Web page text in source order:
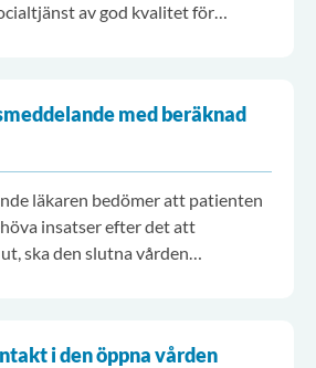
av god kvalitet för
med beräknad
läkaren bedömer att patienten
insatser efter det att
ska den slutna vården
i den öppna vården